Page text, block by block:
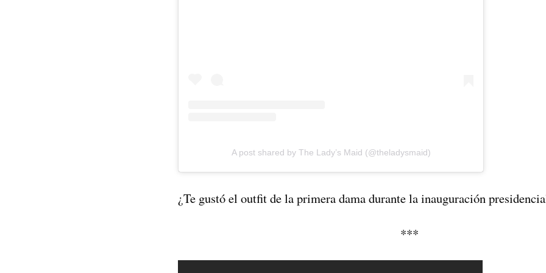
A post shared by The Lady’s Maid (@theladysmaid)
¿Te gustó el outfit de la primera dama durante la inauguración
***